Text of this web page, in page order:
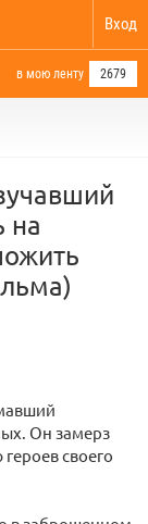
Вход
в мою ленту 2679
на
Он замерз
своего